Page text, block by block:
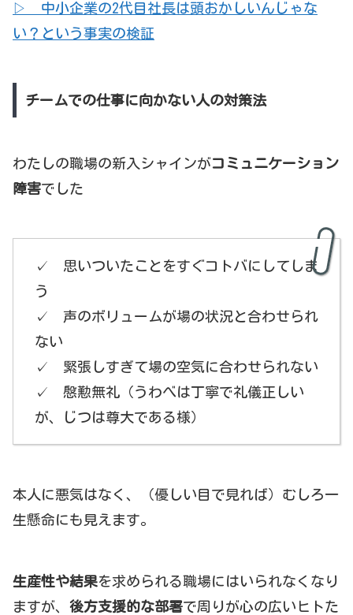
▷ 中小企業の2代目社長は頭おかしいんじゃな
い？という事実の検証
チームでの仕事に向かない人の対策法
わたしの職場の新入シャインがコミュニケーション
障害でした
✓ 思いついたことをすぐコトバにしてしま
う
✓ 声のボリュームが場の状況と合わせられ
ない
✓ 緊張しすぎて場の空気に合わせられない
✓ 慇懃無礼（うわべは丁寧で礼儀正しい
が、じつは尊大である様）
本人に悪気はなく、（優しい目で見れば）むしろ一
生懸命にも見えます。
生産性や結果を求められる職場にはいられなくなり
ますが、 後方支援的な部署で周りが心の広いヒトた